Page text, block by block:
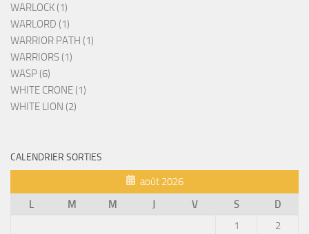
WARLOCK (1)
WARLORD (1)
WARRIOR PATH (1)
WARRIORS (1)
WASP (6)
WHITE CRONE (1)
WHITE LION (2)
CALENDRIER SORTIES
août 2026
L
M M J V S D
1
2